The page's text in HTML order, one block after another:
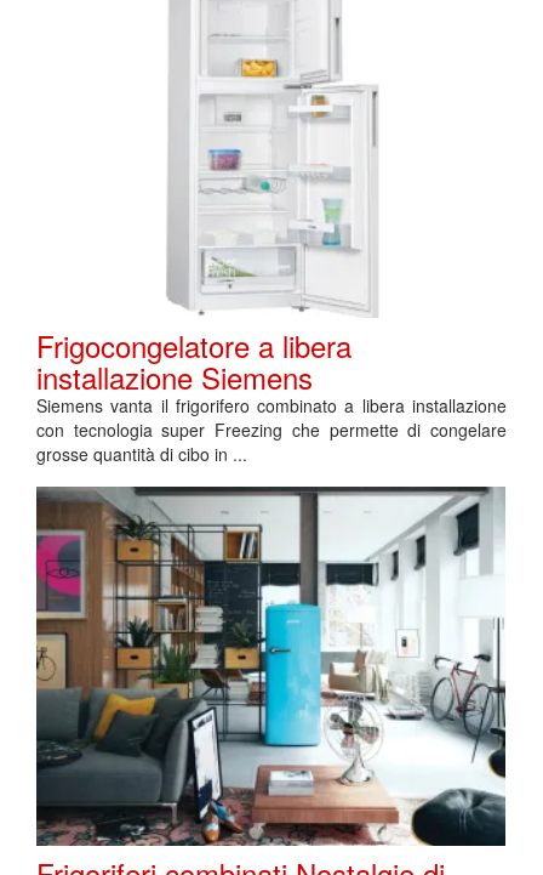
Frigocongelatore a libera
installazione Siemens
Siemens vanta il frigorifero combinato a libera installazione
con tecnologia super Freezing che permette di congelare
grosse quantità di cibo in ...